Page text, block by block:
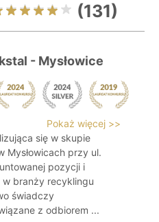
(131)
- Mysłowice
Pokaż więcej >>
się w skupie
Mysłowicach przy ul.
pozycji i
branży recyklingu
świadczy
z odbiorem ...